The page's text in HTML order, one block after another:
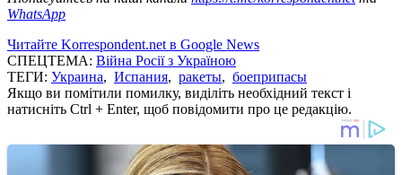
WhatsApp
Читайте Korrespondent.net в Google News
СПЕЦТЕМА: Війна Росії з Україною
ТЕГИ: Украина, Испания, ракеты, боеприпасы
Якщо ви помітили помилку, виділіть необхідний текст і
натисніть Ctrl + Enter, щоб повідомити про це редакцію.